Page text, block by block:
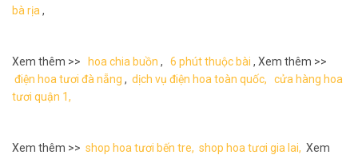
bà rịa ,
Xem thêm >> hoa chia buồn , 6 phút thuộc bài , Xem thêm >>
điện hoa tươi đà nẵng , dịch vụ điện hoa toàn quốc,
cửa hàng hoa
tươi quận 1,
Xem thêm >> shop hoa tươi bến tre, shop hoa tươi gia lai, Xem